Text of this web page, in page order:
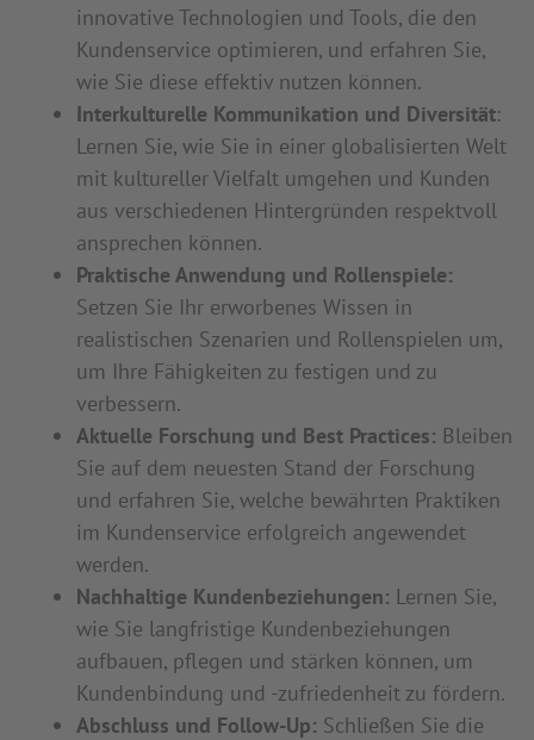
innovative Technologien und Tools, die den
Kundenservice optimieren, und erfahren Sie,
wie Sie diese effektiv nutzen können.
Interkulturelle Kommunikation und Diversität:
Lernen Sie, wie Sie in einer globalisierten Welt
mit kultureller Vielfalt umgehen und Kunden
aus verschiedenen Hintergründen respektvoll
ansprechen können.
Praktische Anwendung und Rollenspiele:
Setzen Sie Ihr erworbenes Wissen in
realistischen Szenarien und Rollenspielen um,
um Ihre Fähigkeiten zu festigen und zu
verbessern.
Aktuelle Forschung und Best Practices: Bleiben
Sie auf dem neuesten Stand der Forschung
und erfahren Sie, welche bewährten Praktiken
im Kundenservice erfolgreich angewendet
werden.
Nachhaltige Kundenbeziehungen: Lernen Sie,
wie Sie langfristige Kundenbeziehungen
aufbauen, pflegen und stärken können, um
Kundenbindung und -zufriedenheit zu fördern.
Abschluss und Follow-Up: Schließen Sie die